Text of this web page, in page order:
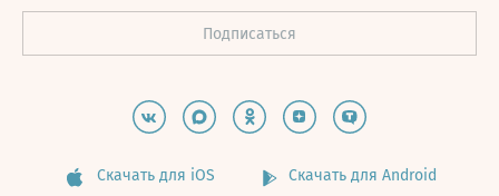
Скачать для iOS Скачать для Android